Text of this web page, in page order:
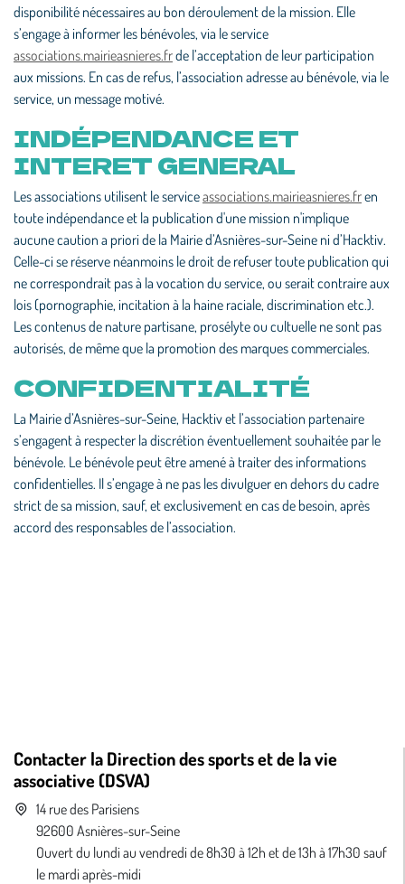
disponibilité nécessaires au bon déroulement de la mission. Elle
s’engage à informer les bénévoles, via le service
associations.mairieasnieres.frde l’acceptation de leur participation
aux missions. En cas de refus, l’association adresse au bénévole, via le
service, un message motivé.
INDÉPENDANCE ET
INTERET GENERAL
Les associations utilisent le serviceassociations.mairieasnieres.fren
toute indépendance et la publication d'une mission n'implique
aucune caution a priori de la Mairie d’Asnières-sur-Seine ni d’Hacktiv.
Celle-ci se réserve néanmoins le droit de refuser toute publication qui
ne correspondrait pas à la vocation du service, ou serait contraire aux
lois (pornographie, incitation à la haine raciale, discrimination etc.).
Les contenus de nature partisane, prosélyte ou cultuelle ne sont pas
autorisés, de même que la promotion des marques commerciales.
CONFIDENTIALITÉ
La Mairie d’Asnières-sur-Seine, Hacktiv et l’association partenaire
s’engagent à respecter la discrétion éventuellement souhaitée par le
bénévole. Le bénévole peut être amené à traiter des informations
confidentielles. Il s’engage à ne pas les divulguer en dehors du cadre
strict de sa mission, sauf, et exclusivement en cas de besoin, après
accord des responsables de l’association.
Contacter la Direction des sports et de la vie
associative (DSVA)
14 rue des Parisiens
92600 Asnières-sur-Seine
Ouvert du lundi au vendredi de 8h30 à 12h et de 13h à 17h30 sauf
le mardi après-midi